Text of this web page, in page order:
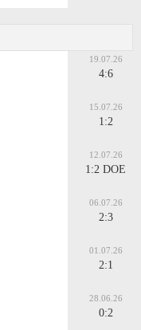
19.07.26
4:6
15.07.26
1:2
12.07.26
1:2 DOE
06.07.26
2:3
01.07.26
2:1
28.06.26
0:2